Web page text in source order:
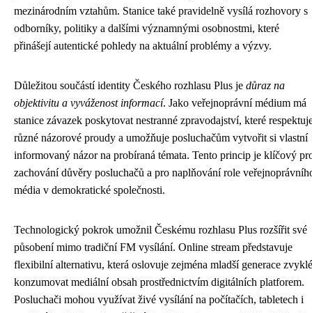
mezinárodním vztahům. Stanice také pravidelně vysílá rozhovory s
odborníky, politiky a dalšími významnými osobnostmi, které
přinášejí autentické pohledy na aktuální problémy a výzvy.
Důležitou součástí identity Českého rozhlasu Plus je důraz na
objektivitu a vyváženost informací. Jako veřejnoprávní médium má
stanice závazek poskytovat nestranné zpravodajství, které
různé názorové proudy a umožňuje posluchačům vytvořit si vlastní
informovaný názor na probíraná témata. Tento princip je klíčový
zachování důvěry posluchačů a pro naplňování role
média v demokratické společnosti.
Technologický pokrok umožnil Českému rozhlasu Plus rozšířit své
působení mimo tradiční FM vysílání. Online stream představuje
flexibilní alternativu, která oslovuje zejména mladší generace zvyklé
konzumovat mediální obsah prostřednictvím digitálních platforem.
Posluchači mohou využívat živé vysílání na počítačích, tabletech i